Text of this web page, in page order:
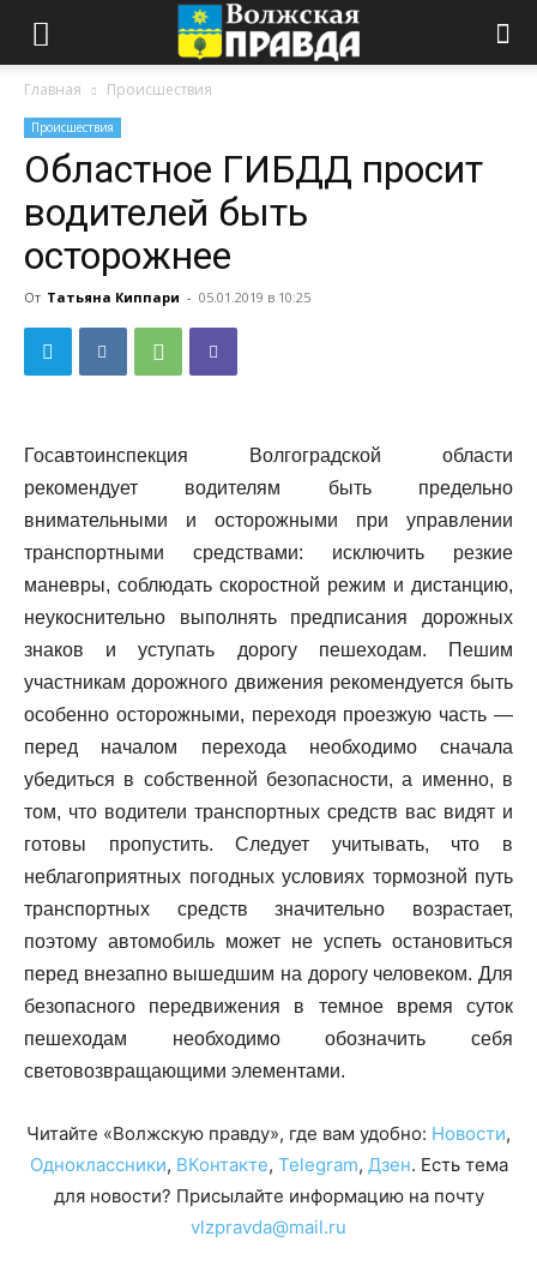
Главная Происшествия
Происшествия
Областное ГИБДД просит
водителей быть
осторожнее
От Татьяна Киппари - 05.01.2019 в 10:25
Госавтоинспекция Волгоградской области
рекомендует водителям быть предельно
внимательными и осторожными при управлении
транспортными средствами: исключить резкие
маневры, соблюдать скоростной режим и дистанцию,
неукоснительно выполнять предписания дорожных
знаков и уступать дорогу пешеходам. Пешим
участникам дорожного движения рекомендуется быть
особенно осторожными, переходя проезжую часть —
перед началом перехода необходимо сначала
убедиться в собственной безопасности, а именно, в
том, что водители транспортных средств вас видят и
готовы пропустить. Следует учитывать, что в
неблагоприятных погодных условиях тормозной путь
транспортных средств значительно возрастает,
поэтому автомобиль может не успеть остановиться
перед внезапно вышедшим на дорогу человеком. Для
безопасного передвижения в темное время суток
пешеходам необходимо обозначить себя
световозвращающими элементами.
Читайте «Волжскую правду», где вам удобно: Новости,
Одноклассники, ВКонтакте, Telegram, Дзен. Есть тема
для новости? Присылайте информацию на почту
vlzpravda@mail.ru